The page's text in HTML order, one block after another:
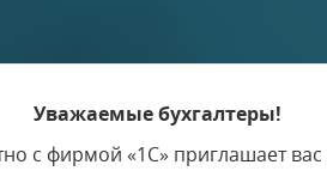
Уважаемые бухгалтеры!
с фирмой «1С» приглашает